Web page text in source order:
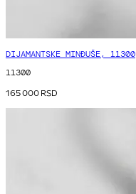
DIJAMANTSKE MINĐUŠE, 11300
11300
165 000RSD